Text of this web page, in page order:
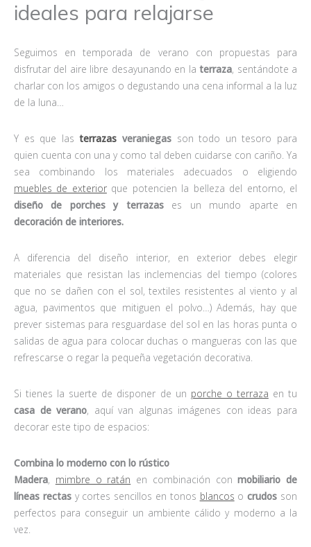
ideales para relajarse
Seguimos en temporada de verano con propuestas para
disfrutar del aire libre desayunando en laterraza, sentándote a
charlar con los amigos o degustando una cena informal a la luz
de la luna…
Y es que lasterrazas veraniegas son todo un tesoro para
quien cuenta con una y como tal deben cuidarse con cariño. Ya
sea combinando los materiales adecuados o eligiendo
muebles de exteriorque potencien la belleza del entorno, el
diseño de porches y terrazases un mundo aparte en
decoración de interiores.
A diferencia del diseño interior, en exterior debes elegir
materiales que resistan las inclemencias del tiempo (colores
que no se dañen con el sol, textiles resistentes al viento y al
agua, pavimentos que mitiguen el polvo…) Además, hay que
prever sistemas para resguardase del sol en las horas punta o
salidas de agua para colocar duchas o mangueras con las que
refrescarse o regar la pequeña vegetación decorativa.
Si tienes la suerte de disponer de un porche o terraza en tu
casa de verano, aquí van algunas imágenes con ideas para
decorar este tipo de espacios:
Combina lo moderno con lo rústico
Madera, mimbre o ratán en combinación conmobiliario de
líneas rectasy cortes sencillos en tonos blancos ocrudos son
perfectos para conseguir un ambiente cálido y moderno a la
vez.